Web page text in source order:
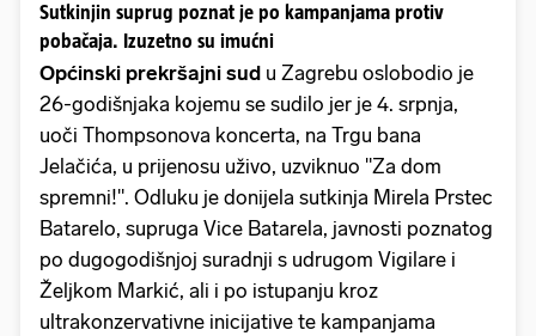
Sutkinjin suprug poznat je po kampanjama protiv
pobačaja. Izuzetno su imućni
Općinski prekršajni sud u Zagrebu oslobodio je
26-godišnjaka kojemu se sudilo jer je 4. srpnja,
uoči Thompsonova koncerta, na Trgu bana
Jelačića, u prijenosu uživo, uzviknuo "Za dom
spremni!". Odluku je donijela sutkinja Mirela Prstec
Batarelo, supruga Vice Batarela, javnosti poznatog
po dugogodišnjoj suradnji s udrugom Vigilare i
Željkom Markić, ali i po istupanju kroz
ultrakonzervativne inicijative te kampanjama